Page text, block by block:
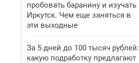
пробовать баранину и изучать
Иркутск. Чем еще заняться в
эти выходные
За 5 дней до 100 тысяч рублей:
какую подработку предлагают